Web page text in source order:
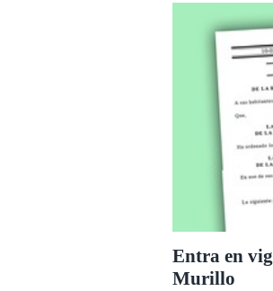
Entra en
Murillo